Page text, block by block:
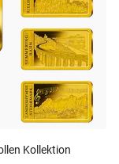
Kollektion